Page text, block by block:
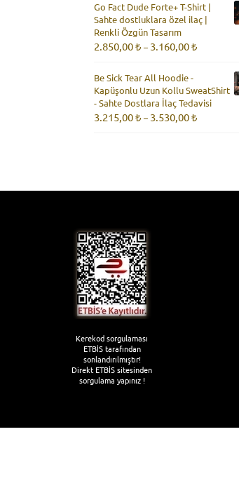
-
3.160,00 ₺
Go Fact Dude Forte+ T-Shirt |
Sahte dostluklara özel ilaç |
Renkli Özgün Tasarım
2.850,00₺ – 3.160,00₺
3.160,00 ₺
Be Sick Tear All Hoodie -
Kapüşonlu Uzun Kollu SweatShirt
- Sahte Dostlara İlaç Tedavisi
3.215,00₺ – 3.530,00₺
Kerekod sorgulaması
ETBİS tarafından
sonlandırılmıştır!
Direkt ETBİS sitesinden
sorgulama yapınız !